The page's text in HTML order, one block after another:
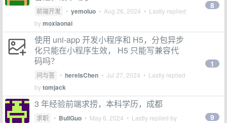
前端开发 • yemoluo • Aug 26, 2024 • Lastly replied
bymoxiaonai
8
使用 uni-app 开发小程序和 H5，分包异步
化只能在小程序生效， H5 只能写兼容代
码吗？
问与答 • hereIsChen • Jul 27, 2024 • Lastly replied
bytomjack
1
3 年经验前端求捞，本科学历，成都
求职 • BullGuo • May 6, 2024 • Lastly replied by 9